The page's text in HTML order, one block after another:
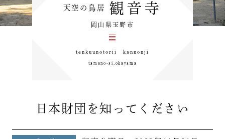
天空の鳥居 観音寺
岡山県玉野市
tenkuunotorii kannonji
tamano-si,okayama
日本財団を知ってください